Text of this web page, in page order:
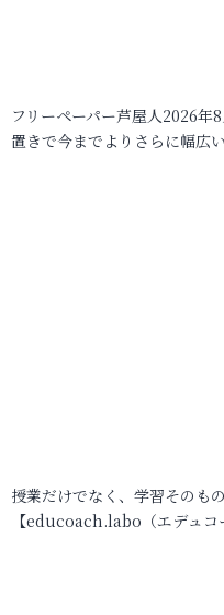
フリーペーパー芦屋人2026年
置きで今までよりさらに幅広
授業だけでなく、学習そのも
【educoach.labo（エデュ